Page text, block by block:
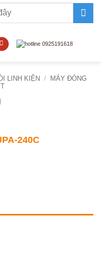
LINH KIỆN /
MÁY ĐÓNG
240C